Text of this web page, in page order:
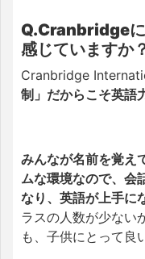
Q.Cranbridgeに
感じていますか
Cranbridge
制」だからこそ英語
みんなが名前を覚え
ムな環境なので、会
なり、英語が上手に
ラスの人数が少ない
も、子供にとって良